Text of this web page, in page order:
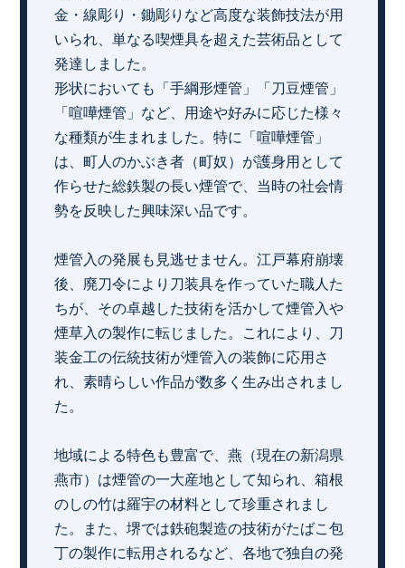
金・線彫り・鋤彫りなど高度な装飾技法が用
いられ、単なる喫煙具を超えた芸術品として
発達しました。
形状においても「手綱形煙管」「刀豆煙管」
「喧嘩煙管」など、用途や好みに応じた様々
な種類が生まれました。特に「喧嘩煙管」
は、町人のかぶき者（町奴）が護身用として
作らせた総鉄製の長い煙管で、当時の社会情
勢を反映した興味深い品です。
煙管入の発展も見逃せません。江戸幕府崩壊
後、廃刀令により刀装具を作っていた職人た
ちが、その卓越した技術を活かして煙管入や
煙草入の製作に転じました。これにより、刀
装金工の伝統技術が煙管入の装飾に応用さ
れ、素晴らしい作品が数多く生み出されまし
た。
地域による特色も豊富で、燕（現在の新潟県
燕市）は煙管の一大産地として知られ、箱根
のしの竹は羅宇の材料として珍重されまし
た。また、堺では鉄砲製造の技術がたばこ包
丁の製作に転用されるなど、各地で独自の発